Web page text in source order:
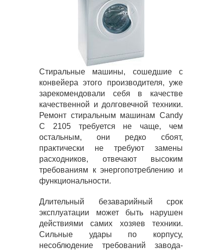
Стиральные машины, сошедшие с
конвейера этого производителя, уже
зарекомендовали себя в качестве
качественной и долговечной техники.
Ремонт стиральным машинам Candy
C 2105 требуется не чаще, чем
остальным, они редко сбоят,
практически не требуют замены
расходников, отвечают высоким
требованиям к энергопотреблению и
функциональности.
Длительный безаварийный срок
эксплуатации может быть нарушен
действиями самих хозяев техники.
Сильные удары по корпусу,
несоблюдение требований завода-